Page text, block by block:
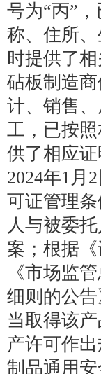
号为“丙”
称、住所
时提供了
砧板制造
计、销售
工，已按
供了相应
2024年1月
可证管理
人与被委
案；根据
《市场监
细则的公
当取得该
产许可作
制品通用